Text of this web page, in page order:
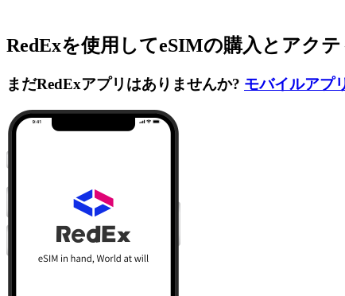
RedExを使用してeSIMの購入とアク
まだRedExアプリはありませんか? モバイルアプ